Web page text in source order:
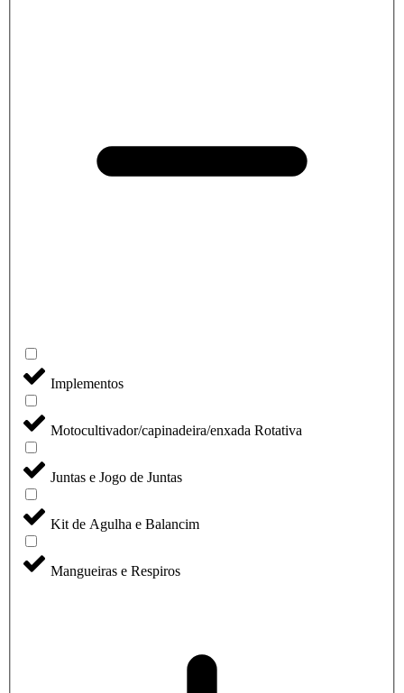
Implementos
Motocultivador/capinadeira/enxada Rotativa
Juntas e Jogo de Juntas
Kit de Agulha e Balancim
Mangueiras e Respiros